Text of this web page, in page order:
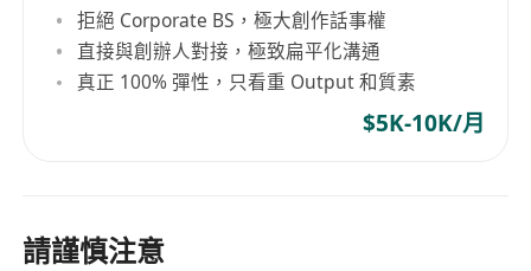
拒絕 Corporate BS，極大創作話事權
直接與創辦人對接，極致扁平化溝通
真正 100% 彈性，只看重 Output 和質素
$5K-10K/月
請謹慎注意